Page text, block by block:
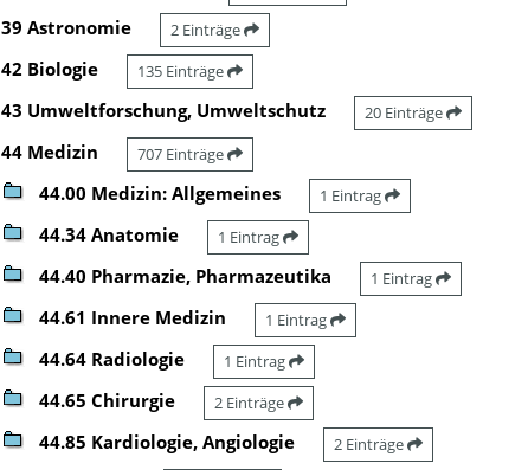
39 Astronomie 2 Einträge
42 Biologie 135 Einträge
43 Umweltforschung, Umweltschutz 20 Einträge
44 Medizin 707 Einträge
44.00 Medizin: Allgemeines 1 Eintrag
44.34 Anatomie 1 Eintrag
44.40 Pharmazie, Pharmazeutika 1 Eintrag
44.61 Innere Medizin 1 Eintrag
44.64 Radiologie 1 Eintrag
44.65 Chirurgie 2 Einträge
44.85 Kardiologie, Angiologie 2 Einträge